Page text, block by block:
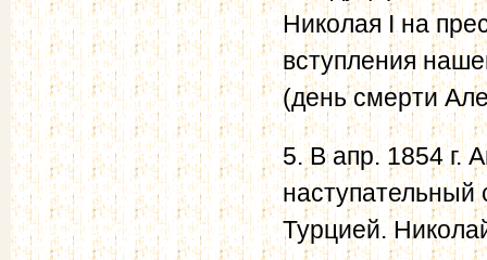
Николая I на
вступления
(день смерти
5. В апр. 1854 г.
Турцией.